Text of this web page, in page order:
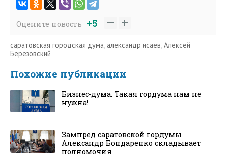
Оцените новость +5
саратовская городская дума, александр исаев,Алексей
Березовский
Похожие публикации
Бизнес-дума. Такая гордума нам не
нужна!
Зампред саратовской гордумы
Александр Бондаренко складывает
полномочия